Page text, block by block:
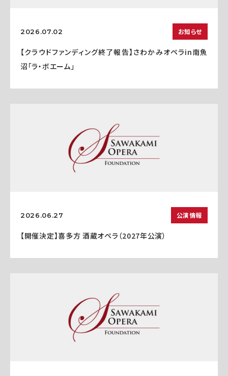
2026.07.02 お知らせ
【クラウドファンディング終了報告】さわかみオペラin南魚
沼「ラ・ボエーム」
2026.06.27 公演情報
【開催決定】喜多方 酒蔵オペラ（2027年公演）